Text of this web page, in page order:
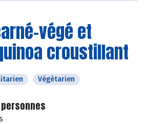
végé et
croustillant
Végétarien